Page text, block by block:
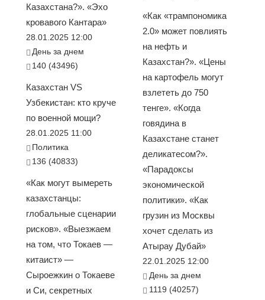
Казахстана?». «Эхо
кровавого Кантара»
28.01.2025 12:00
День за днем
140 (43496)
Казахстан VS
Узбекистан: кто круче
по военной мощи?
28.01.2025 11:00
Политика
136 (40833)
«Как могут вымереть
казахстанцы:
глобальные сценарии
рисков». «Выезжаем
на том, что Токаев —
китаист» —
Сыроежкин о Токаеве
и Си, секретных
«Как «трампономика
2.0» может повлиять
на нефть и
Казахстан?». «Цены
на картофель могут
взлететь до 750
тенге». «Когда
говядина в
Казахстане станет
деликатесом?».
«Парадоксы
экономической
политики». «Как
грузин из Москвы
хочет сделать из
Атырау Дубай»
22.01.2025 12:00
День за днем
1119 (40257)